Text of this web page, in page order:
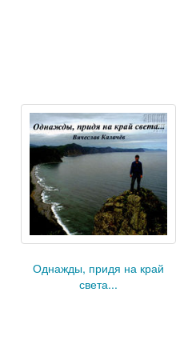
Однажды, придя на край
света...